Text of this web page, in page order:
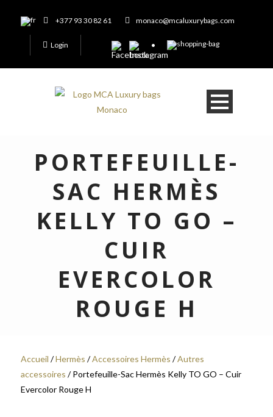
+377 93 30 82 61 monaco@mcaluxurybags.com
Login
PORTEFEUILLE-
SAC HERMÈS
KELLY TO GO –
CUIR
EVERCOLOR
ROUGE H
Accueil /Hermès /Accessoires Hermès /Autres
accessoires / Portefeuille-Sac Hermès Kelly TO GO – Cuir
Evercolor Rouge H